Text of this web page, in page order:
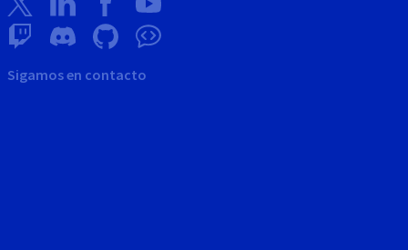
Sigamos en contacto